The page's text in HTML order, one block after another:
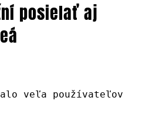
posielať aj
veľa používateľov